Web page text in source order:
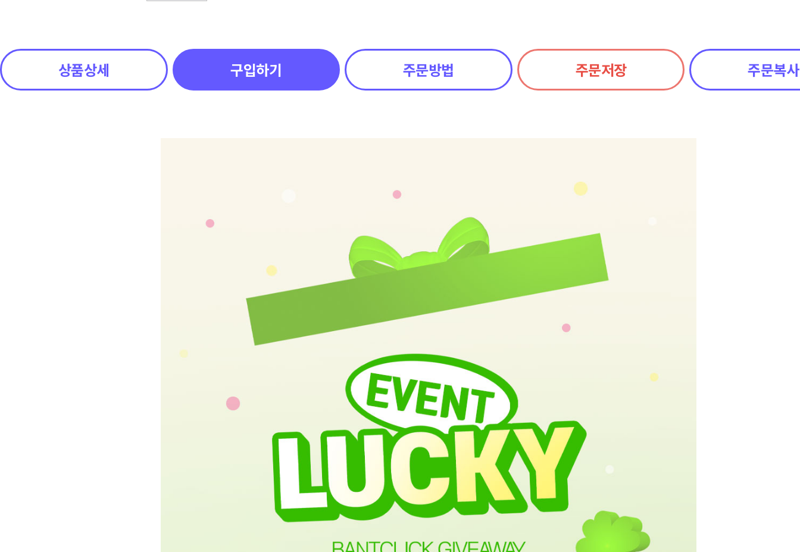
상품상세 구입하기 주문방법 주문저장 주문복사